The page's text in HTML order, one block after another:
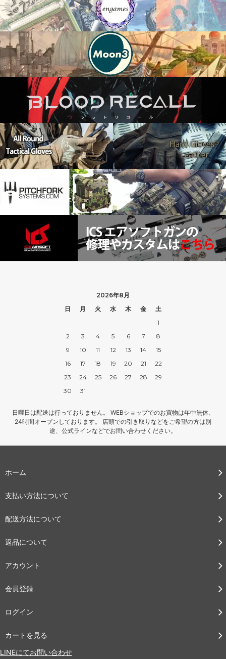
2026年8月
日
月 火 水 木 金
土
1
2
3 4 5 6 7
8
9
10 11 12 13 14
15
16
17 18 19 20 21
22
23
24 25 26 27 28
29
30
31
日曜日は配送は行っておりません。 WEBショップでのお買物は年中無休、
24時間オープンしております。 店頭での引き取りなどをご希望の方は別
途、公式ラインなどでお問い合わせください。
ホーム
支払い方法について
配送方法について
返品について
アカウント
会員登録
ログイン
カートを見る
LINEにてお問い合わせ